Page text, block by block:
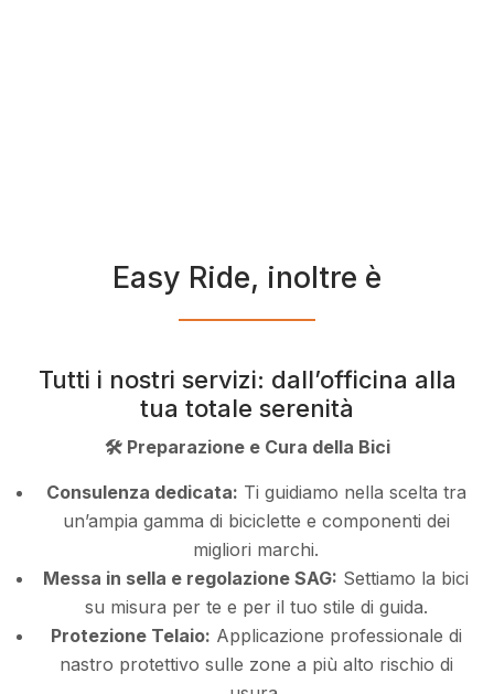
Easy Ride, inoltre è
Tutti i nostri servizi: dall’officina alla
tua totale serenità
🛠️ Preparazione e Cura della Bici
Consulenza dedicata: Ti guidiamo nella scelta tra
un’ampia gamma di biciclette e componenti dei
migliori marchi.
Messa in sella e regolazione SAG: Settiamo la bici
su misura per te e per il tuo stile di guida.
Protezione Telaio: Applicazione professionale di
nastro protettivo sulle zone a più alto rischio di